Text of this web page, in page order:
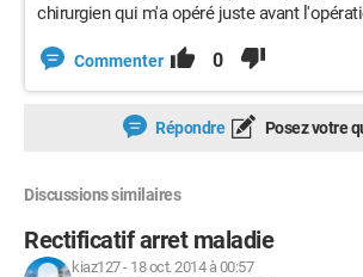
chirurgien qui m'a opéré juste avant
Commenter 0
Répondre Posez votre
Discussions similaires
Rectificatif arret maladie
kiaz127- 18 oct. 2014 à 00:57